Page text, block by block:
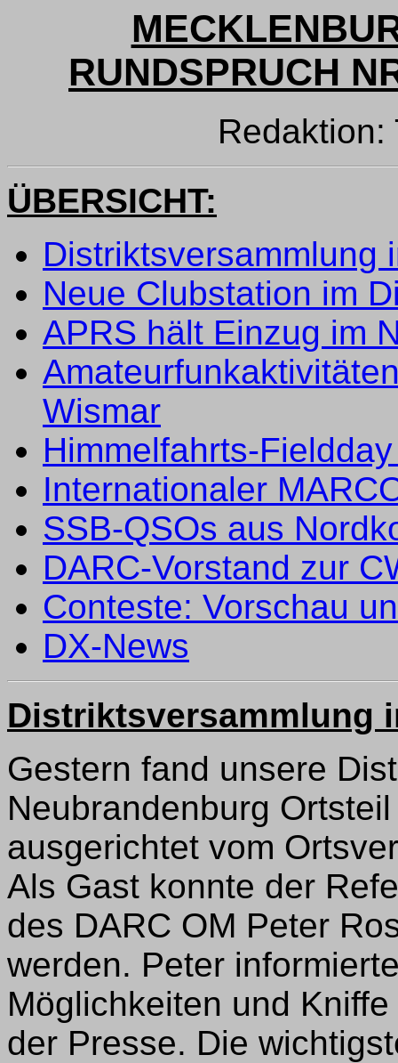
RUNDSPRUCH
Redaktion:
ÜBERSICHT:
Distriktsversammlung
Neue Clubstation im
APRS hält Einzug im
Wismar
Himmelfahrts-
Internationaler
SSB-QSOs aus
DARC-Vorstand zur
Conteste: Vorschau
DX-News
Distriktsversammlung
Gestern fand unsere
Neubrandenburg
ausgerichtet vom
Als Gast konnte der
des DARC OM Peter
werden. Peter
Möglichkeiten und
der Presse. Die